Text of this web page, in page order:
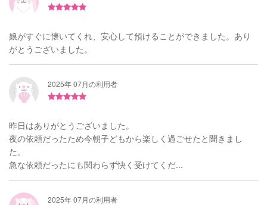
娘がすぐに懐いてくれ、安心して預けることができました。あり
がとうございました。
2025年 07月の利用者
昨日はありがとうございました。
夜の依頼だったため今朝子どもから楽しく過ごせたと聞きまし
た。
急な依頼だったにも関わらず快く受けてくだ...
2025年 07月の利用者